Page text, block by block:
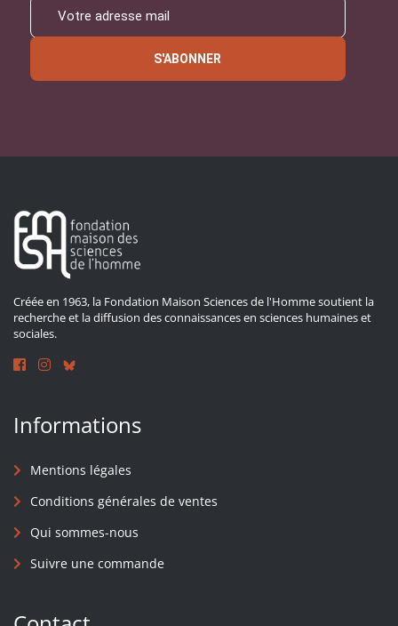
S'ABONNER
Créée en 1963, la Fondation Maison Sciences de l'Homme soutient la
recherche et la diffusion des connaissances en sciences humaines et
sociales.
Informations
Mentions légales
Conditions générales de ventes
Qui sommes-nous
Suivre une commande